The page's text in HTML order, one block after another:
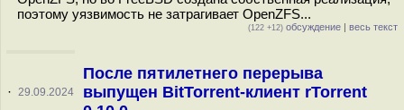
поэтому уязвимость не затрагивает OpenZFS...
(122 +12) обсуждение | весь текст
· 29.09.2024
После пятилетнего перерыва
выпущен BitTorrent-клиент rTorrent